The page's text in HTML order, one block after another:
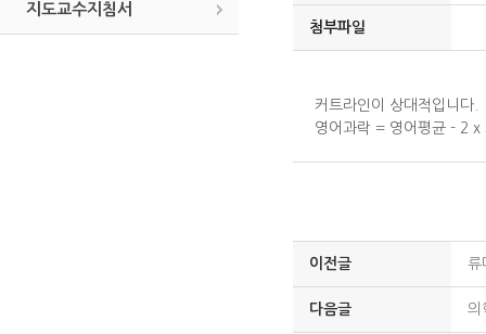
지도교수지침서
첨부파일
커트라인이 상대적입니다.
영어과락 = 영어평균 - 2
이전글 류
다음글 의